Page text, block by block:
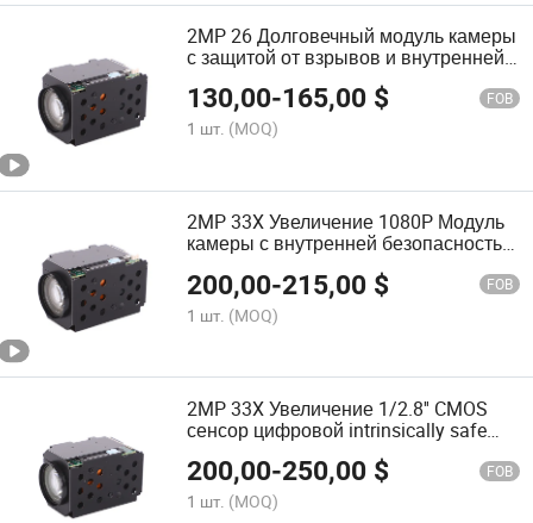
2MP 26 Долговечный модуль камеры
с защитой от взрывов и внутренней
безопасностью для камеры
130,00-165,00 $ FOB
1 шт. (MOQ)
2MP 33X Увеличение 1080P Модуль
камеры с внутренней безопасностью
взрывозащищенной PTZ
200,00-215,00 $ FOB
1 шт. (MOQ)
2MP 33X Увеличение 1/2.8'' CMOS
сенсор цифровой intrinsically safe
взрывозащищенный модуль камеры
200,00-250,00 $ FOB
1 шт. (MOQ)